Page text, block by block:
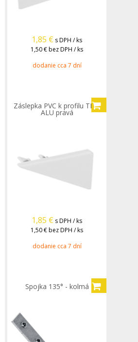
1,85 € s DPH / ks
1,50 €bez DPH / ks
dodanie cca 7 dní
Záslepka PVC k profilu TLC-
ALU pravá
1,85 € s DPH / ks
1,50 €bez DPH / ks
dodanie cca 7 dní
Spojka 135° - kolmá